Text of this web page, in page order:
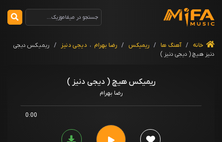
خانه / آهنگ ها / ریمیکس / رضا بهرام ، دیجی دنیز /
ریمیکس دیجی
دنیز هیچ ( دیجی دنیز )
ریمیکس هیچ ( دیجی دنیز )
رضا بهرام
0:00